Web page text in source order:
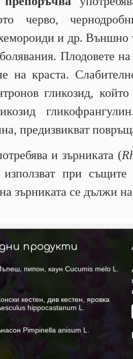
черво,
и др. Външно
Плодовете на
на краста.
гликозид, който
предизвикват
и зърниката (
при същите
зърниката се дължи
продукти
пипон, каун Cucumis melo L.
кестен, див кестен, яровка
hippocastanum L.
Pimpinella anisum L.